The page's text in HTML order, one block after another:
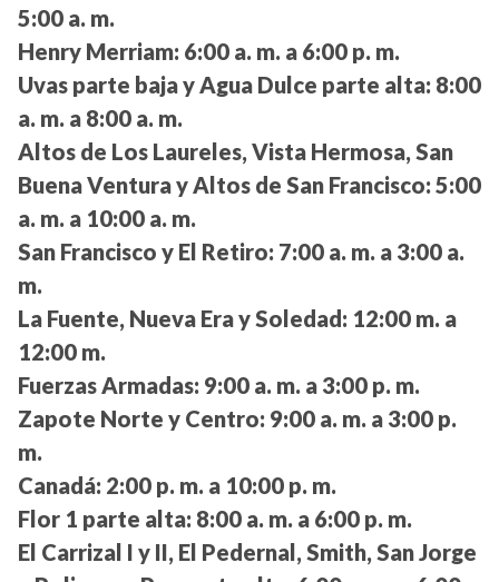
5:00 a. m.
Henry Merriam: 6:00 a. m. a 6:00 p. m.
Uvas parte baja y Agua Dulce parte alta: 8:00
a. m. a 8:00 a. m.
Altos de Los Laureles, Vista Hermosa, San
Buena Ventura y Altos de San Francisco: 5:00
a. m. a 10:00 a. m.
San Francisco y El Retiro: 7:00 a. m. a 3:00 a.
m.
La Fuente, Nueva Era y Soledad: 12:00 m. a
12:00 m.
Fuerzas Armadas: 9:00 a. m. a 3:00 p. m.
Zapote Norte y Centro: 9:00 a. m. a 3:00 p.
m.
Canadá: 2:00 p. m. a 10:00 p. m.
Flor 1 parte alta: 8:00 a. m. a 6:00 p. m.
El Carrizal I y II, El Pedernal, Smith, San Jorge